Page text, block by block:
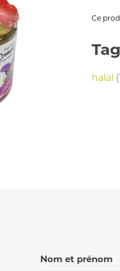
Ce
halal
Nom et prénom